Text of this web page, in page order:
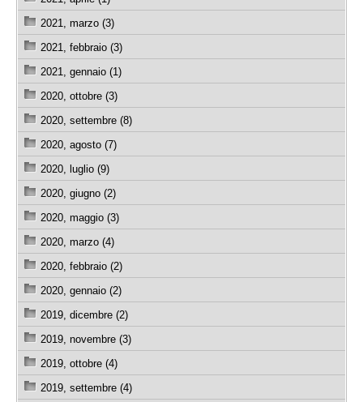
2021, marzo (3)
2021, febbraio (3)
2021, gennaio (1)
2020, ottobre (3)
2020, settembre (8)
2020, agosto (7)
2020, luglio (9)
2020, giugno (2)
2020, maggio (3)
2020, marzo (4)
2020, febbraio (2)
2020, gennaio (2)
2019, dicembre (2)
2019, novembre (3)
2019, ottobre (4)
2019, settembre (4)